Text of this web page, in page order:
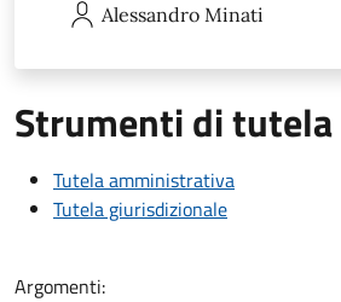
Alessandro Minati
Strumenti di tutela
Tutela amministrativa
Tutela giurisdizionale
Argomenti: